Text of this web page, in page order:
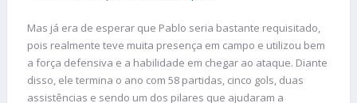
Mas já era de esperar que Pablo seria bastante requisitado,
pois realmente teve muita presença em campo e utilizou bem
a força defensiva e a habilidade em chegar ao ataque. Diante
disso, ele termina o ano com 58 partidas, cinco gols, duas
assistências e sendo um dos pilares que ajudaram a